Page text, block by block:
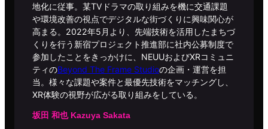
地化に従事。某TVドラマの取り組みを機に交通課題
や環境改善の視点でデジタルな街づくりに興味関心が
高まる。2022年5月より、先端技術を活用したまちづ
くりを行う新宿プロジェクト推進部に社内公募制度で
参加したことをきっかけに、NEUUおよびXRコミュニ
ティのBeyond The Frame Studioの企画・運営を担
当。様々な課題や案件と最優先技術をマッチングし、
XR体験の視野が広がる取り組みをしている。
坂田 和也 Kazuya Sakata